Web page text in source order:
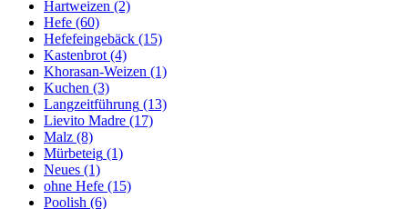
Hartweizen (2)
Hefe (60)
Hefefeingebäck (15)
Kastenbrot (4)
Khorasan-Weizen (1)
Kuchen (3)
Langzeitführung (13)
Lievito Madre (17)
Malz (8)
Mürbeteig (1)
Neues (1)
ohne Hefe (15)
Poolish (6)